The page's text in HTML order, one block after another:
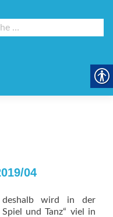
04
deshalb wird in der
und Tanz“ viel in